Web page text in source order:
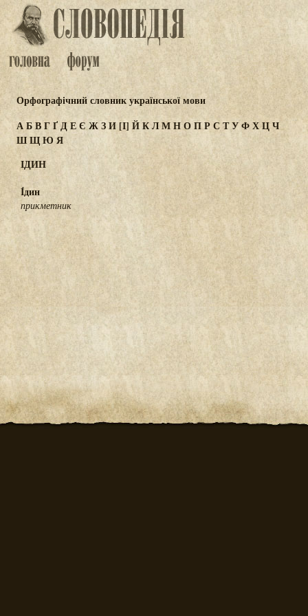
Орфографічний словник української мови
АБВГҐДЕЄ ЖЗИ[І] ЙКЛМНОПР СТУФХЦЧ
ШЩЮЯ
ІДИН
І́дин
прикметник